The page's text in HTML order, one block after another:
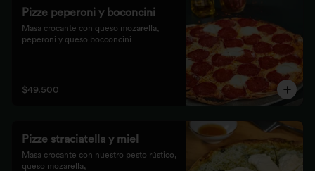
Pizze peperoni y boconcini
Masa crocante con queso mozarella,
peperoni y queso bocconcini
$49.500
Pizze straciatella y miel
Masa crocante con nuestro pesto rústico,
queso mozarella,